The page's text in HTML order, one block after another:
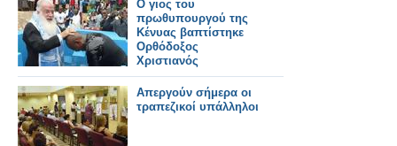
Ο γιος του
πρωθυπουργού της
Κένυας βαπτίστηκε
Ορθόδοξος
Χριστιανός
Απεργούν σήμερα οι
τραπεζικοί υπάλληλοι